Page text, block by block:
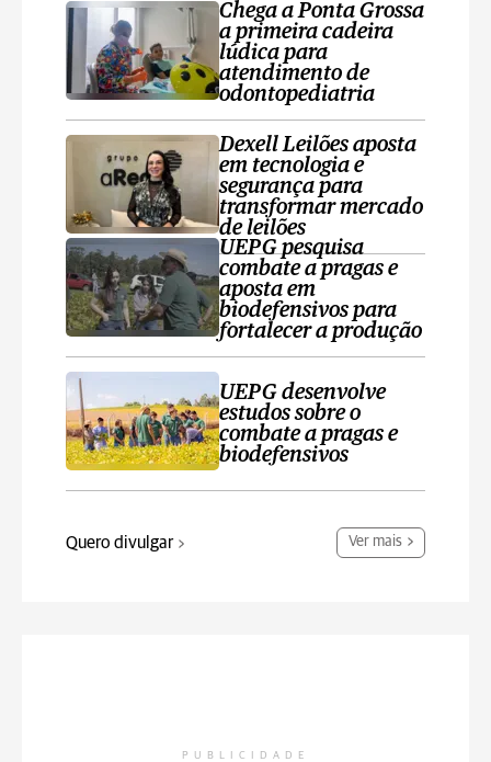
Chega a Ponta Grossa
a primeira cadeira
lúdica para
atendimento de
odontopediatria
Dexell Leilões aposta
em tecnologia e
segurança para
transformar mercado
de leilões
UEPG pesquisa
combate a pragas e
aposta em
biodefensivos para
fortalecer a produção
UEPG desenvolve
estudos sobre o
combate a pragas e
biodefensivos
Quero divulgar Ver mais
PUBLICIDADE